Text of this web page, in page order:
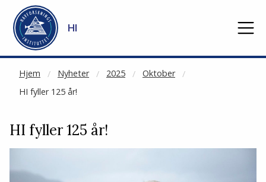
Gå til hovedinnhold
HI
Hjem Nyheter 2025
Oktober
HI fyller 125 år!
NOT CACHED
HI fyller 125 år!